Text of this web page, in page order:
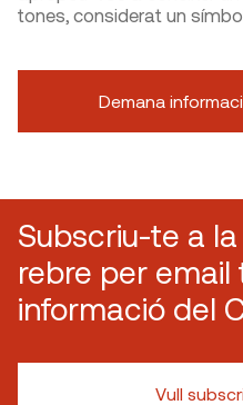
tones, considerat un
Demana
Subscriu-te a
rebre per email
informació del
Vull